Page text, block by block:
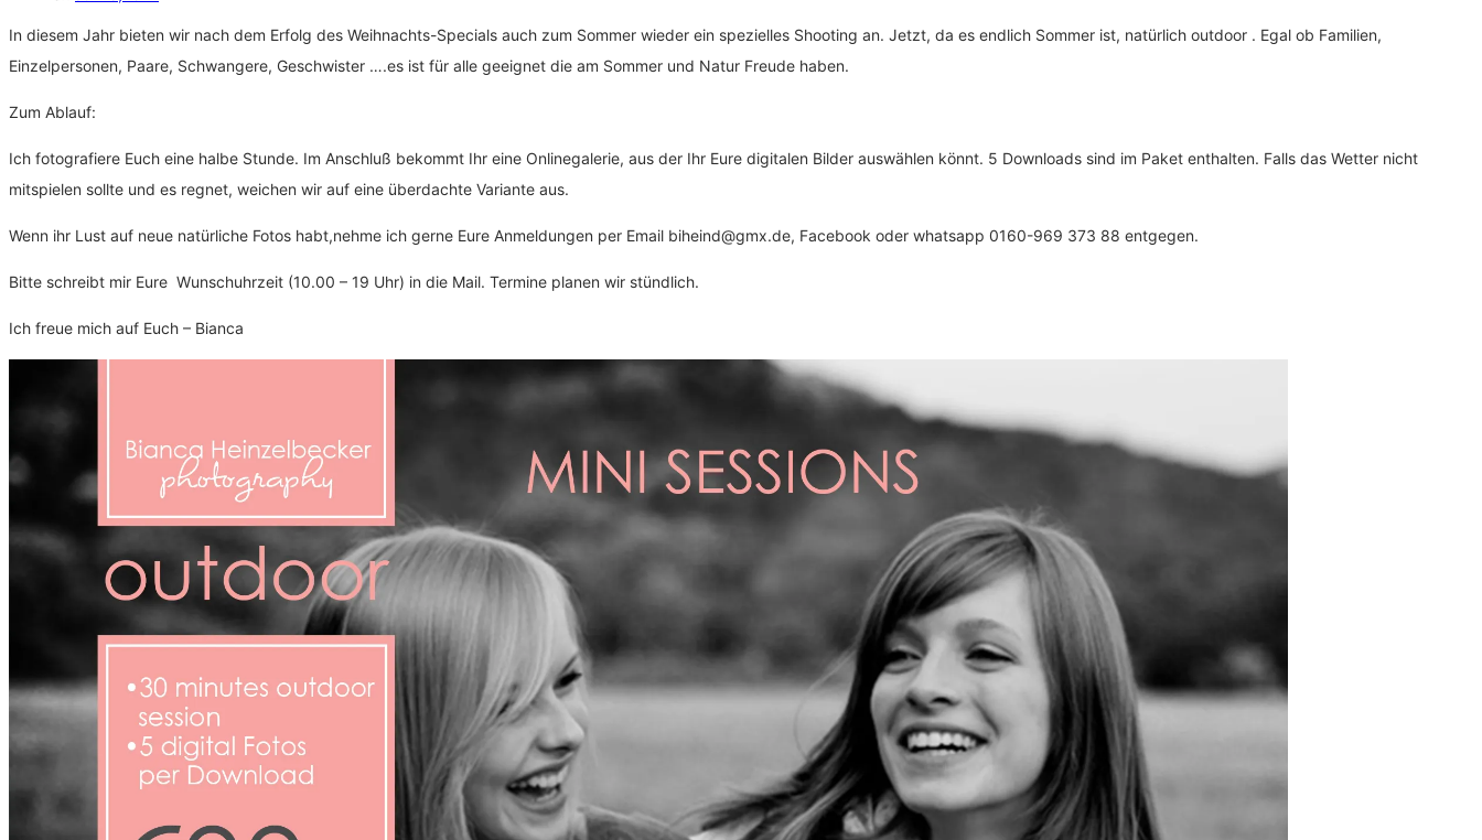
In diesem Jahr bieten wir nach dem Erfolg des Weihnachts-Specials auch zum Sommer wieder ein spezielles Shooting an. Jetzt, da es endlich Sommer ist, natürlich outdoor . Egal ob Familien,
Einzelpersonen, Paare, Schwangere, Geschwister ….es ist für alle geeignet die am Sommer und Natur Freude haben.
Zum Ablauf:
Ich fotografiere Euch eine halbe Stunde. Im Anschluß bekommt Ihr eine Onlinegalerie, aus der Ihr Eure digitalen Bilder auswählen könnt. 5 Downloads sind im Paket enthalten. Falls das Wetter nicht
mitspielen sollte und es regnet, weichen wir auf eine überdachte Variante aus.
Wenn ihr Lust auf neue natürliche Fotos habt,nehme ich gerne Eure Anmeldungen per Email biheind@gmx.de, Facebook oder whatsapp 0160-969 373 88 entgegen.
Bitte schreibt mir Eure Wunschuhrzeit (10.00 – 19 Uhr) in die Mail. Termine planen wir stündlich.
Ich freue mich auf Euch – Bianca